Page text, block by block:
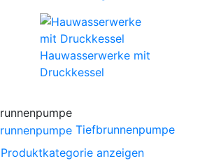
Hauwasserwerke mit
Druckkessel
Tiefbrunnenpumpe
Produktkategorie anzeigen